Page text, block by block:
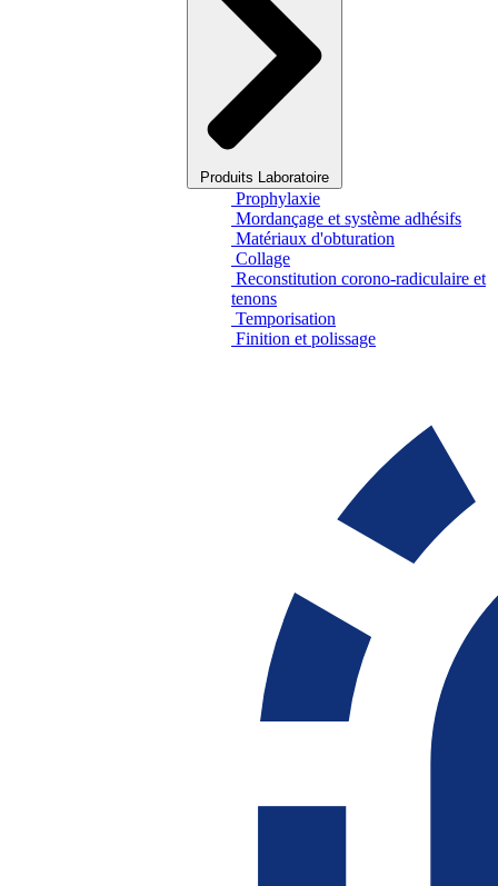
Produits Laboratoire
Prophylaxie
Mordançage et système adhésifs
Matériaux d'obturation
Collage
Reconstitution corono-radiculaire et
tenons
Temporisation
Finition et polissage